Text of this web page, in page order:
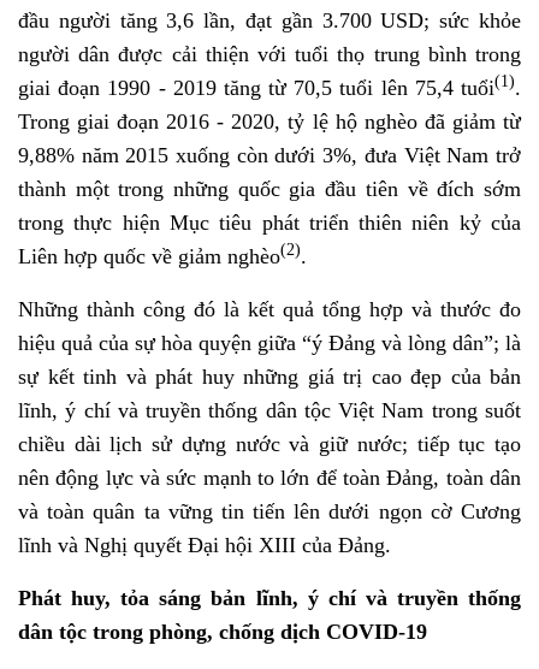
đầu người tăng 3,6 lần, đạt gần 3.700 USD; sức khỏe
người dân được cải thiện với tuổi thọ trung bình trong
giai đoạn 1990 - 2019 tăng từ 70,5 tuổi lên 75,4 tuổi(1).
Trong giai đoạn 2016 - 2020, tỷ lệ hộ nghèo đã giảm từ
9,88% năm 2015 xuống còn dưới 3%, đưa Việt Nam trở
thành một trong những quốc gia đầu tiên về đích sớm
trong thực hiện Mục tiêu phát triển thiên niên kỷ của
Liên hợp quốc về giảm nghèo(2).
Những thành công đó là kết quả tổng hợp và thước đo
hiệu quả của sự hòa quyện giữa “ý Đảng và lòng dân”; là
sự kết tinh và phát huy những giá trị cao đẹp của bản
lĩnh, ý chí và truyền thống dân tộc Việt Nam trong suốt
chiều dài lịch sử dựng nước và giữ nước; tiếp tục tạo
nên động lực và sức mạnh to lớn để toàn Đảng, toàn dân
và toàn quân ta vững tin tiến lên dưới ngọn cờ Cương
lĩnh và Nghị quyết Đại hội XIII của Đảng.
Phát huy, tỏa sáng bản lĩnh, ý chí và truyền thống
dân tộc trong phòng, chống dịch COVID-19